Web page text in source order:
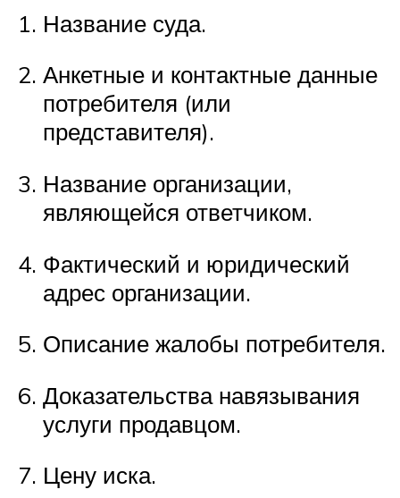
Название суда.
Анкетные и контактные данные
потребителя (или
представителя).
Название организации,
являющейся ответчиком.
Фактический и юридический
адрес организации.
Описание жалобы потребителя.
Доказательства навязывания
услуги продавцом.
Цену иска.